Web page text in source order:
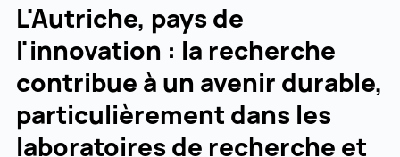
L'Autriche, pays de
l'innovation : la recherche
contribue à un avenir durable,
particulièrement dans les
laboratoires de recherche et